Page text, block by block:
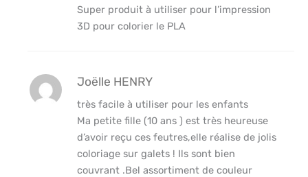
Super produit à utiliser pour l’impression
3D pour colorier le PLA
Joëlle HENRY
très facile à utiliser pour les enfants
Ma petite fille (10 ans ) est très heureuse
d’avoir reçu ces feutres,elle réalise de jolis
coloriage sur galets ! Ils sont bien
couvrant .Bel assortiment de couleur